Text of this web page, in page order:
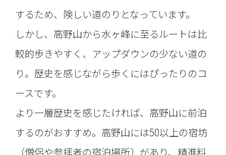
するため、険しい道のりとなっています。
しかし、高野山から水ヶ峰に至るルートは比
較的歩きやすく、アップダウンの少ない道の
り。歴史を感じながら歩くにはぴったりのコ
ースです。
より一層歴史を感じたければ、高野山に前泊
するのがおすすめ。高野山には50以上の宿坊
（僧侶や参拝者の宿泊場所）があり、精進料